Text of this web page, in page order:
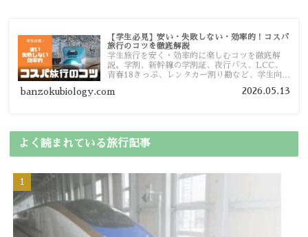
【学生必見】安い・失敗しない・効率的！コスパ
旅行のコツを徹底解説
学生旅行を安く・効率的に楽しむコツを徹底解
説。学割、新幹線の学割証、夜行バス、LCC、
青春18きっぷ、レンタカー割り勘など、学生向け
banzokubiology.com 2026.05.13
よく読まれている旅行記事